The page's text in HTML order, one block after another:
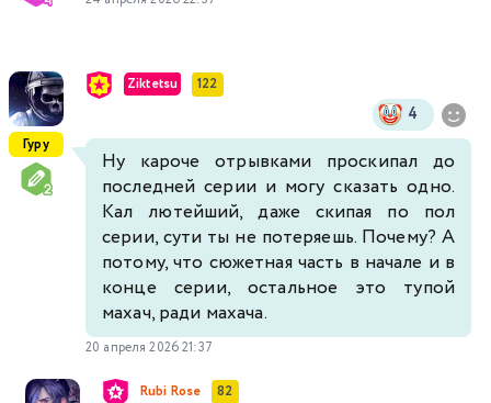
Гуру
Ziktetsu 122
4
Ну кароче отрывками проскипал до
последней серии и могу сказать одно.
Кал лютейший, даже скипая по пол
серии, сути ты не потеряешь. Почему? А
потому, что сюжетная часть в начале и в
конце серии, остальное это тупой
махач, ради махача.
20 апреля 2026 21:37
Rubi Rose 82